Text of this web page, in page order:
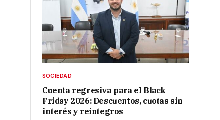
SOCIEDAD
Cuenta regresiva para el Black
Friday 2026: Descuentos, cuotas sin
interés y reintegros